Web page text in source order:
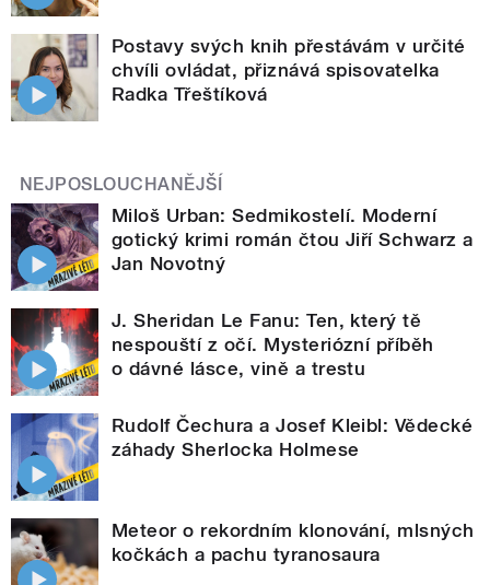
Postavy svých knih přestávám v určité
chvíli ovládat, přiznává spisovatelka
Radka Třeštíková
NEJPOSLOUCHANĚJŠÍ
Miloš Urban: Sedmikostelí. Moderní
gotický krimi román čtou Jiří Schwarz a
Jan Novotný
J. Sheridan Le Fanu: Ten, který tě
nespouští z očí. Mysteriózní příběh
o dávné lásce, vině a trestu
Rudolf Čechura a Josef Kleibl: Vědecké
záhady Sherlocka Holmese
Meteor o rekordním klonování, mlsných
kočkách a pachu tyranosaura